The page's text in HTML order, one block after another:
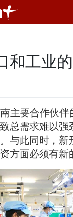
和工业
主要合作伙伴
总需求难以强
与此同时，新
方面必须有新